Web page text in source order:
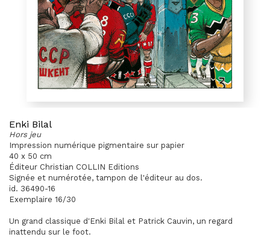
Enki Bilal
Hors jeu
Impression numérique pigmentaire sur papier
40 x 50 cm
Éditeur Christian COLLIN Editions
Signée et numérotée, tampon de l'éditeur au dos.
id. 36490-16
Exemplaire 16/30
Un grand classique d'Enki Bilal et Patrick Cauvin, un regard
inattendu sur le foot.